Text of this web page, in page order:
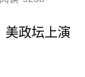
美政坛上演